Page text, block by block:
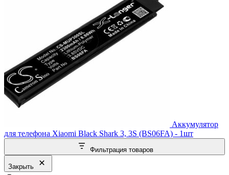
Аккумулятор
для телефона Xiaomi Black Shark 3, 3S (BS06FA) - 1шт
Фильтрация товаров
Закрыть